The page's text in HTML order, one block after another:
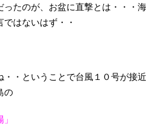
たのが、お盆に直撃とは・・・
はないはず・・
・・ということで台風１０号が接
の